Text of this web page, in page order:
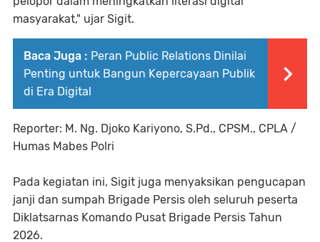
masyarakat," ujar Sigit.
Baca Juga : Peran Public Relations Dinilai
Penting untuk Bangun Kepercayaan Publik
di Era Digital
Reporter: M. Ng. Djoko Kariyono, S.Pd., CPSM., CPLA /
Humas Mabes Polri
Pada kegiatan ini, Sigit juga menyaksikan pengucapan
janji dan sumpah Brigade Persis oleh seluruh peserta
Diklatsarnas Komando Pusat Brigade Persis Tahun
2026.